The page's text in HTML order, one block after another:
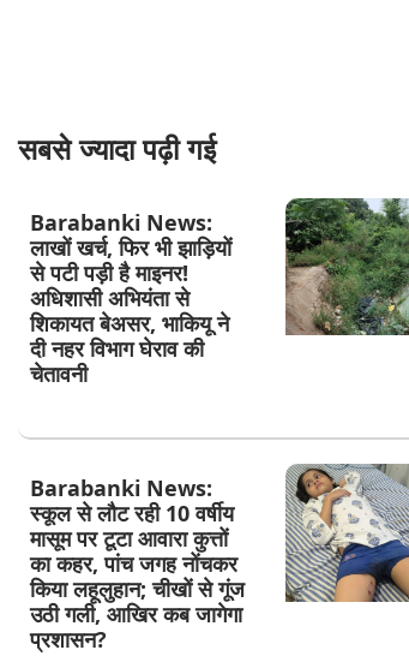
सबसे ज्यादा पढ़ी गई
Barabanki News:
लाखों खर्च, फिर भी झाड़ियों
से पटी पड़ी है माइनर!
अधिशासी अभियंता से
शिकायत बेअसर, भाकियू ने
दी नहर विभाग घेराव की
चेतावनी
Barabanki News:
स्कूल से लौट रही 10 वर्षीय
मासूम पर टूटा आवारा कुत्तों
का कहर, पांच जगह नोंचकर
किया लहूलुहान; चीखों से गूंज
उठी गली, आखिर कब जागेगा
प्रशासन?